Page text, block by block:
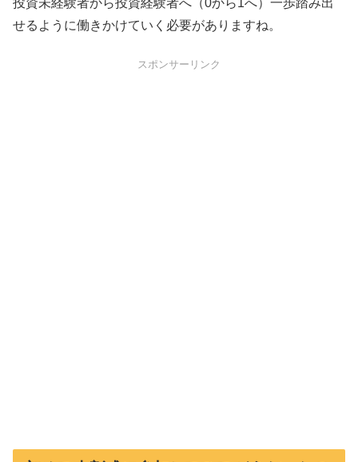
投資未経験者から投資経験者へ（0から1へ）一歩踏み出
せるように働きかけていく必要がありますね。
スポンサーリンク